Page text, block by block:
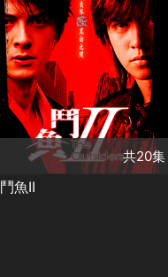
76 77 78
共20集
演員
郭品超
安以軒
陸明君
張勛傑
藍正龍
謝承均 阿龐
類別
偶像劇 八大精采好戲
共20集
鬥魚II